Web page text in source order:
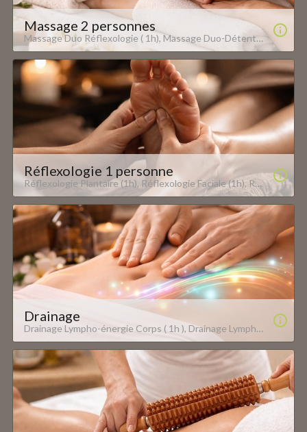
Massage 2 personnes
Massage Duo Réflexologie ( 1h), Massage Duo-Détente ( 1h30 ), Massage Duo Douceur (2h) Oxyzen, 12 Bis rue du Grand Cerf - 57000 Metz www.oxyzen-metz.com
Réflexologie 1 personne
Réflexologie Plantaire (1h), Réflexologie Faciale (1h), Réflexologie à 4 mains (Plantaire &amp; Faciale), (1h), Massage Ciblé en Réflexologie Plantaire (45Min.) Oxyzen, 12 Bis rue du Grand Cerf - 57000 Metz www.oxyzen-metz.com
Drainage
Drainage Lympho-énergie Corps ( 1h ), Drainage Lympho-énergie Visage ( 45 Min. ) Oxyzen, 12 Bis rue du Grand Cerf - 57000 Metz www.oxyzen-metz.com